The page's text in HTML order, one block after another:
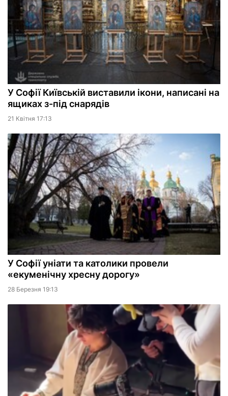
У Софії Київській виставили ікони, написані на
ящиках з-під снарядів
21 Квiтня 17:13
У Софії уніати та католики провели
«екуменічну хресну дорогу»
28 Березня 19:13